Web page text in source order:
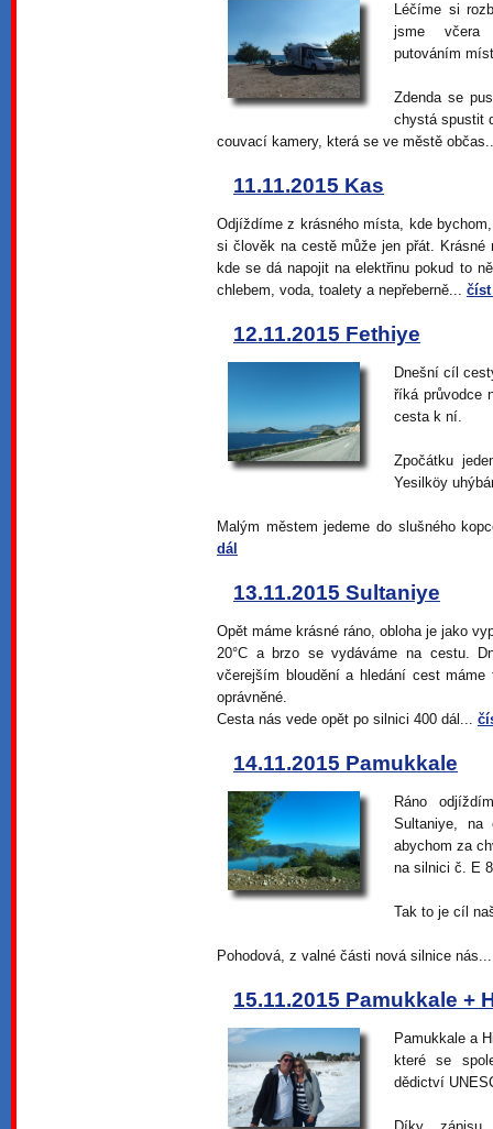
Léčíme si
jsme včera
putováním
Zdenda se
chystá spustit
couvací kamery, která se ve městě
11.11.2015 Kas
Odjíždíme z krásného místa, kde
si člověk na cestě může jen přát.
kde se dá napojit na elektřinu pokud to
chlebem, voda, toalety a nepřeberně...
12.11.2015 Fethiye
Dnešní cíl
říká průvodce
cesta k ní.
Zpočátku
Yesilköy
Malým městem jedeme do slušného
dál
13.11.2015 Sultaniye
Opět máme krásné ráno, obloha je jako
20°C a brzo se vydáváme na cestu.
včerejším bloudění a hledání cest
oprávněné.
Cesta nás vede opět po silnici 400 dál...
14.11.2015 Pamukkale
Ráno
Sultaniye,
abychom za
na silnici č. E
Tak to je cíl
Pohodová, z valné části nová silnice
15.11.2015 Pamukkale +
Pamukkale a
které se
dědictví